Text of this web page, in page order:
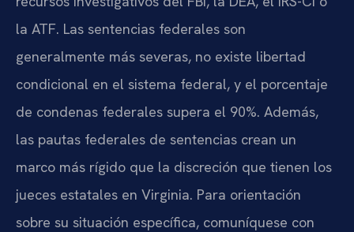
la ATF. Las sentencias federales son
generalmente más severas, no existe libertad
condicional en el sistema federal, y el porcentaje
de condenas federales supera el 90%. Además,
las pautas federales de sentencias crean un
marco más rígido que la discreción que tienen los
jueces estatales en Virginia. Para orientación
sobre su situación específica, comuníquese con